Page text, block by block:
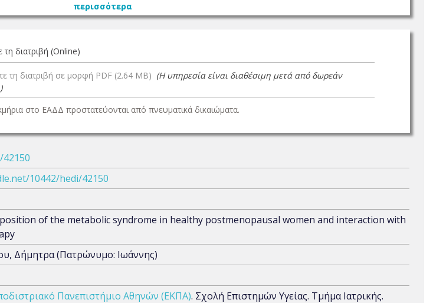
περισσότερα
τη διατριβή (Online)
τη διατριβή σε μορφή PDF (2.64 MB) (Η υπηρεσία είναι διαθέσιμη μετά από δωρεάν
)
στο ΕΑΔΔ προστατεύονται από πνευματικά δικαιώματα.
42150
10442/hedi/42150
of the metabolic syndrome in healthy postmenopausal women and interaction with
Δήμητρα (Πατρώνυμο: Ιωάννης)
Πανεπιστήμιο Αθηνών (ΕΚΠΑ). Σχολή Επιστημών Υγείας. Τμήμα Ιατρικής.